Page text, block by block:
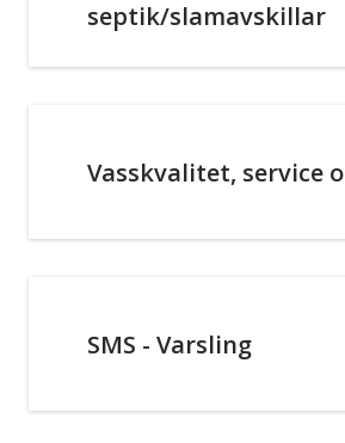
septik/slamavskillar
Vasskvalitet, service
SMS - Varsling